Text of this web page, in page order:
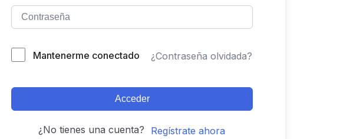
Mantenerme conectado ¿Contraseña olvidada?
Acceder
¿No tienes una cuenta? Regístrate ahora